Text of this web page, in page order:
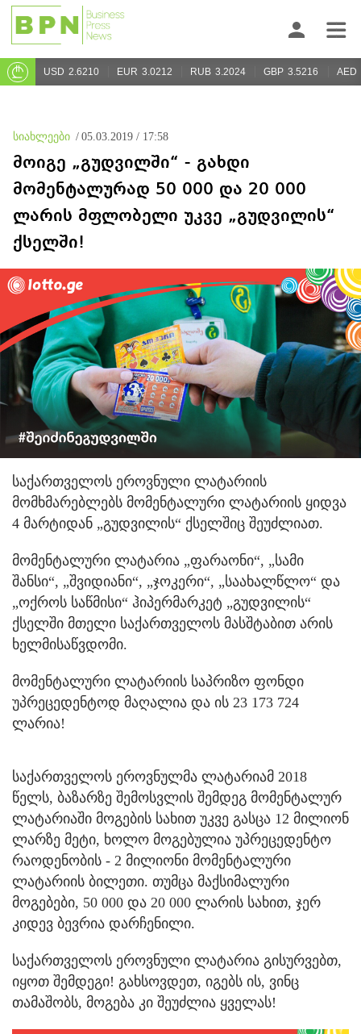
USD 2.6210 EUR 3.0212 RUB 3.2024 GBP 3.5216 AED
სიახლეები / 05.03.2019 / 17:58
მოიგე „გუდვილში“ - გახდი
მომენტალურად 50 000 და 20 000
ლარის მფლობელი უკვე „გუდვილის“
ქსელში!
საქართველოს ეროვნული ლატარიის
მომხმარებლებს მომენტალური ლატარიის ყიდვა
4 მარტიდან „გუდვილის“ ქსელშიც შეუძლიათ.
მომენტალური ლატარია „ფარაონი“, „სამი
შანსი“, „შვიდიანი“, „ჯოკერი“, „საახალწლო“ და
„ოქროს საწმისი“ ჰიპერმარკეტ „გუდვილის“
ქსელში მთელი საქართველოს მასშტაბით არის
ხელმისაწვდომი.
მომენტალური ლატარიის საპრიზო ფონდი
უპრეცედენტოდ მაღალია და ის 23 173 724
ლარია!
საქართველოს ეროვნულმა ლატარიამ 2018
წელს, ბაზარზე შემოსვლის შემდეგ მომენტალურ
ლატარიაში მოგების სახით უკვე გასცა 12 მილიონ
ლარზე მეტი, ხოლო მოგებულია უპრეცედენტო
რაოდენობის - 2 მილიონი მომენტალური
ლატარიის ბილეთი. თუმცა მაქსიმალური
მოგებები, 50 000 და 20 000 ლარის სახით, ჯერ
კიდევ ბევრია დარჩენილი.
საქართველოს ეროვნული ლატარია გისურვებთ,
იყოთ შემდეგი! გახსოვდეთ, იგებს ის, ვინც
თამაშობს, მოგება კი შეუძლია ყველას!